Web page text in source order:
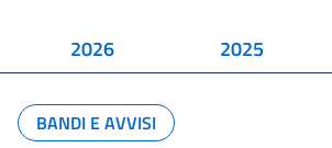
2026 2025
BANDI E AVVISI